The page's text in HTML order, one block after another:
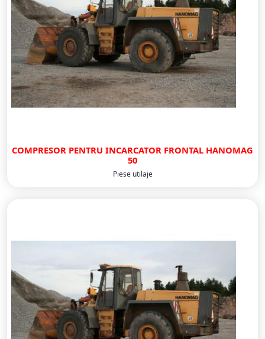
COMPRESOR PENTRU INCARCATOR FRONTAL HANOMAG
50
Piese utilaje